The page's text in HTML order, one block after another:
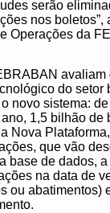
serão
nos boletos”,
Operações da
avaliam
do setor
novo sistema:
1,5 bilhão de
Nova
que vão
base de dados,
na data de
ou abatimentos)